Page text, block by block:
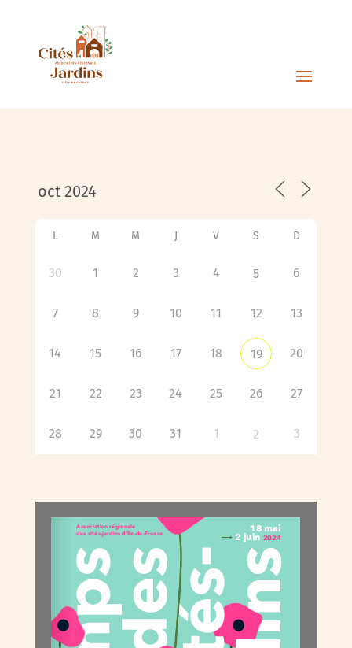
L M M J V S D
30 1 2 3 4 5 6
7 8 9 10 11 12 13
14 15 16 17 18 19 20
21 22 23 24 25 26 27
28 29 30 31 1 2 3